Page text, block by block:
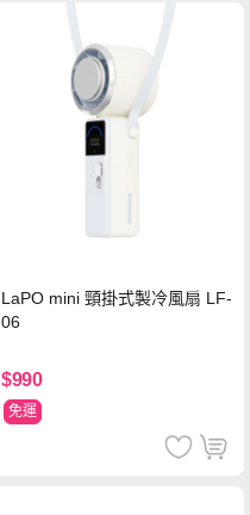
LaPO mini 頸掛式製冷風扇 LF-
06
$990
免運